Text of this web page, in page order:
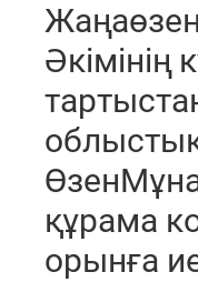
Әкімінің
құрама
орынға